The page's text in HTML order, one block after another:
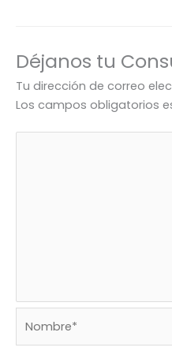
Déjanos tu
Tu dirección de correo
Los campos obligatorios